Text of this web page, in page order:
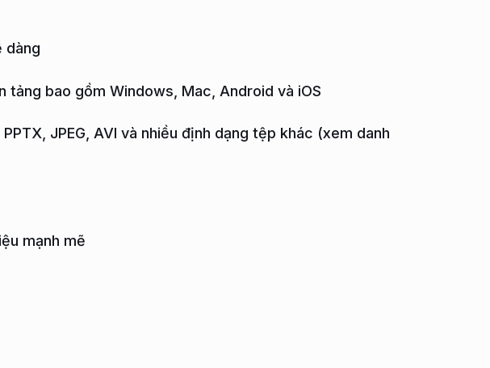
dàng
bao gồm Windows, Mac, Android và iOS
JPEG, AVI và nhiều định dạng tệp khác (xem danh
mạnh mẽ